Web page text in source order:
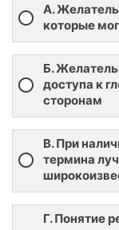
А.
которые
Б.
доступа к
сторонам
В. При
термина
Г. Понятие